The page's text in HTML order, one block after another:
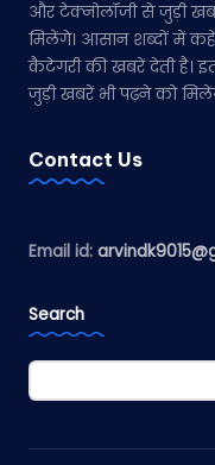
और टेक्नोलॉजी से जुड़ी
मिलेंगे। आसान शब्दों में
कैटेगरी की खबरें देती है।
जुड़ी खबरें भी पढ़ने को
Contact Us
Email id:
Search